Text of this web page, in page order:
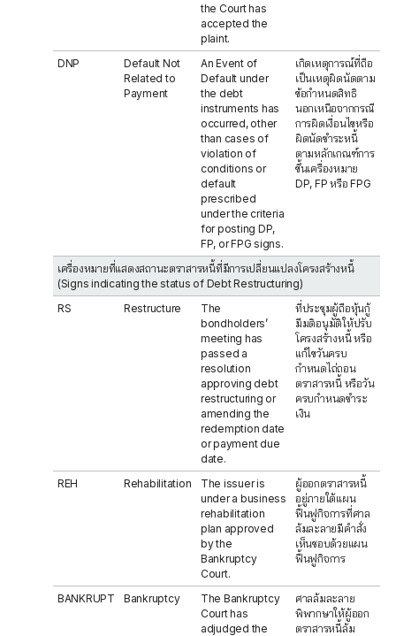
the Court has
accepted the
plaint.
DNP
Default Not
Related to
Payment
An Event of
Default under
the debt
instruments has
occurred, other
than cases of
violation of
conditions or
default
prescribed
under the criteria
for posting DP,
FP, or FPG signs.
เกิดเหตุการณ์ที่ถือ
เป็นเหตุผิดนัดตาม
ข้อกำหนดสิทธิ
นอกเหนือจากกรณี
การผิดเงื่อนไขหรือ
ผิดนัดชำระหนี้
ตามหลักเกณฑ์การ
ขึ้นเครื่องหมาย
DP, FP หรือ FPG
เครื่องหมายที่แสดงสถานะตราสารหนี้ที่มีการเปลี่ยนแปลงโครงสร้างหนี้
(Signs indicating the status of Debt Restructuring)
RS
Restructure
The
bondholders’
meeting has
passed a
resolution
approving debt
restructuring or
amending the
redemption date
or payment due
date.
ที่ประชุมผู้ถือหุ้นกู้
มีมติอนุมัติให้ปรับ
โครงสร้างหนี้ หรือ
แก้ไขวันครบ
กำหนดไถ่ถอน
ตราสารหนี้ หรือวัน
ครบกำหนดชำระ
เงิน
REH Rehabilitation
The issuer is
under a business
rehabilitation
plan approved
by the
Bankruptcy
Court.
ผู้ออกตราสารหนี้
อยู่ภายใต้แผน
ฟื้นฟูกิจการที่ศาล
ล้มละลายมีคำสั่ง
เห็นชอบด้วยแผน
ฟื้นฟูกิจการ
BANKRUPT Bankruptcy
The Bankruptcy
Court has
adjudged the
ศาลล้มละลาย
พิพากษาให้ผู้ออก
ตราสารหนี้ล้ม